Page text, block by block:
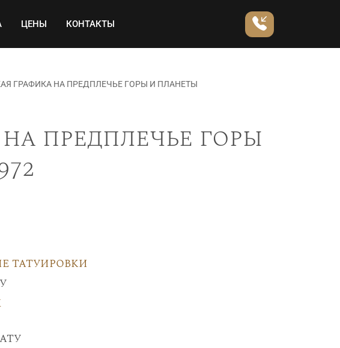
ЦЕНЫ КОНТАКТЫ
ГРАФИКА НА ПРЕДПЛЕЧЬЕ ГОРЫ И ПЛАНЕТЫ
предплечье горы
татуировки